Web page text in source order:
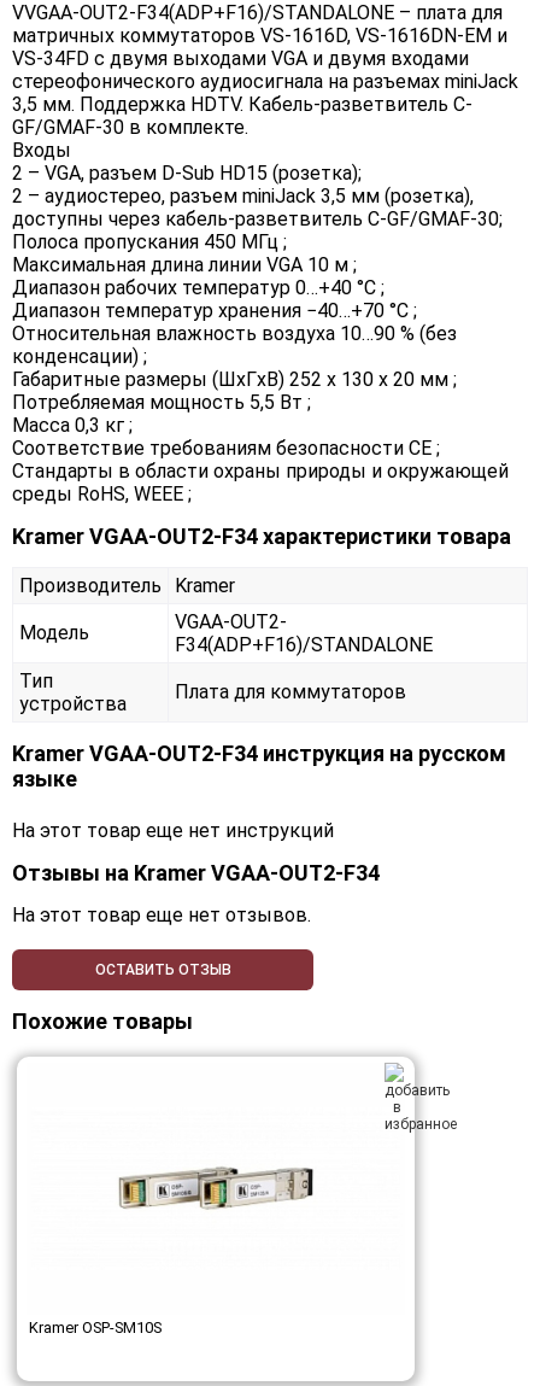
VVGAA-OUT2-F34(ADP+F16)/STANDALONE – плата для
матричных коммутаторов VS-1616D, VS-1616DN-EM и
VS-34FD с двумя выходами VGA и двумя входами
стереофонического аудиосигнала на разъемах miniJack
3,5 мм. Поддержка HDTV. Кабель-разветвитель C-
GF/GMAF-30 в комплекте.
Входы
2 – VGA, разъем D-Sub HD15 (розетка);
2 – аудиостерео, разъем miniJack 3,5 мм (розетка),
доступны через кабель-разветвитель C-GF/GMAF-30;
Полоса пропускания 450 МГц ;
Максимальная длина линии VGA 10 м ;
Диапазон рабочих температур 0…+40 °C ;
Диапазон температур хранения −40…+70 °C ;
Относительная влажность воздуха 10…90 % (без
конденсации) ;
Габаритные размеры (ШxГxВ) 252 х 130 х 20 мм ;
Потребляемая мощность 5,5 Вт ;
Масса 0,3 кг ;
Соответствие требованиям безопасности CE ;
Стандарты в области охраны природы и окружающей
среды RoHS, WEEE ;
Kramer VGAA-OUT2-F34 характеристики товара
Производитель Kramer
Модель
VGAA-OUT2-
F34(ADP+F16)/STANDALONE
Тип
устройства
Плата для коммутаторов
Kramer VGAA-OUT2-F34 инструкция на русском
языке
На этот товар еще нет инструкций
Отзывы на Kramer VGAA-OUT2-F34
На этот товар еще нет отзывов.
ОСТАВИТЬ ОТЗЫВ
Похожие товары
Kramer OSP-SM10S